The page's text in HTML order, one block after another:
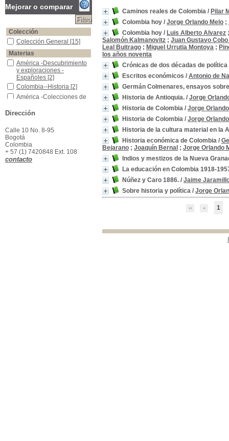
Caminos reales de Colombia / Pilar
Colombia hoy / Jorge Orlando Melo ;
Colombia hoy / Luis Alberto Alvarez
Salomón Kalmanovitz ; Juan Gustavo
Leal Buitrago ; Miguel Urrutia Montoya ;
los años noventa
Crónicas de dos décadas de
Escritos económicos / Antonio de
Germán Colmenares, ensayos
Historia de Antioquia. / Jorge
Historia de Colombia / Jorge
Historia de Colombia / Jorge
Historia de la cultura material en la
Historia económica de Colombia /
Bejarano ; Joaquín Bernal ; Jorge Orlando
Indios y mestizos de la Nueva
La educación en Colombia 1918-
Núñez y Caro 1886. / Jaime
Sobre historia y política / Jorge
1
Mejorar o comparar
Colección
Colección General
Colección General [15]
Materias
América -Descubrimiento y exploraciones - Españoles
América -Descubrimiento
y exploraciones -
Españoles [2]
Colombia--Historia
Colombia--Historia [2]
América -Colecciones de Escritos
América -Colecciones de
Antioquia (Colombia) - Historia - Siglos XVI-XX
Antioquia (Colombia) -
Antropología Social -Colecciones de Escritos
Antropología Social -
Colecciones de Escritos
[1]
Caminos-historia-Colombia
Caminos-historia-
Colombia
Colombia -Aspectos políticos y sociales
Colombia -Condiciones Económicas
Dirección
Calle 10 No. 8-95
Bogotá
Colombia
+ 57 (1) 7420848 Ext. 108
contacto